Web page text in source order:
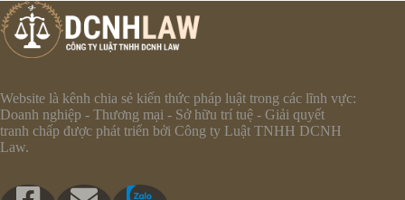
Website là kênh chia sẻ kiến thức pháp luật trong các lĩnh vực:
Doanh nghiệp - Thương mại - Sở hữu trí tuệ - Giải quyết
tranh chấp được phát triển bởi Công ty Luật TNHH DCNH
Law.